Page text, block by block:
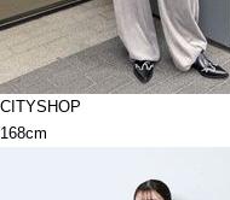
CITYSHOP
168cm